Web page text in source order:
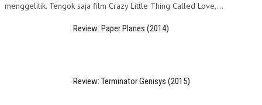
menggelitik. Tengok saja film Crazy Little Thing Called Love,...
Review: Paper Planes (2014)
Review: Terminator Genisys (2015)